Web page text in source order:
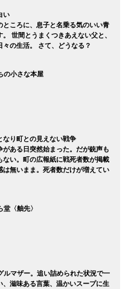
い
ところに、息子と名乗る気のいい青
世間とうまくつきあえない父と、
々の生活。 さて、どうなる？
の小さな本屋
なり町との見えない戦争
がある日突然始まった。だが銃声も
ない。町の広報紙に戦死者数が掲載
は無いまま。死者数だけが増えてい
堂〈舳先〉
ルマザー。追い詰められた状況で一
、滋味ある言葉、温かいスープに生